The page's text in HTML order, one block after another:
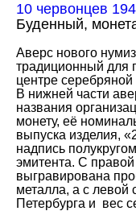
10 червонцев
Буденный,
Аверс нового
традиционный для
центре
В нижней части
названия
монету, её
выпуска изделия,
надпись
эмитента. С
выгравирована
металла, а с
Петербурга и вес